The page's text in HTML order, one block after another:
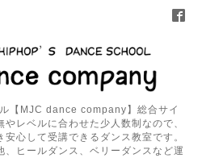
【MJC dance company】総合サイ
レベルに合わせた少人数制なので、
心して受講できるダンス教室です。
、ヒールダンス、ベリーダンスなど運